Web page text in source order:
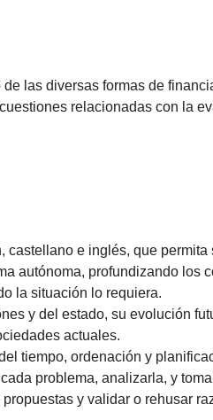
las diversas formas de
relacionadas con la
e inglés, que
autónoma, profundizando
la situación lo requiera.
y del estado, su evolución
actuales.
tiempo, ordenación y
problema, analizarla, y
y validar o rehusar